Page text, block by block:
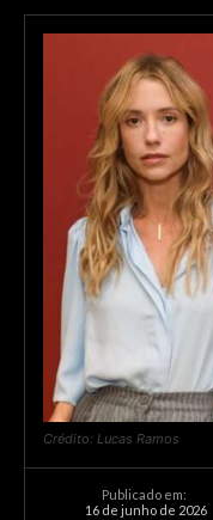
Crédito: Lucas Ramos
Publicado em:
16 de junho de 2026